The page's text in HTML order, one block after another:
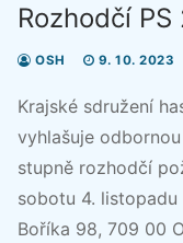
Rozhodčí
OSH 9. 10. 2023
Krajské sdružení
vyhlašuje
stupně rozhodčí
sobotu 4.
Boříka 98, 709 00